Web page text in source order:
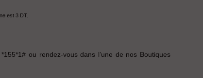
est 3 DT.
ou rendez-vous dans l’une de nos Boutiques